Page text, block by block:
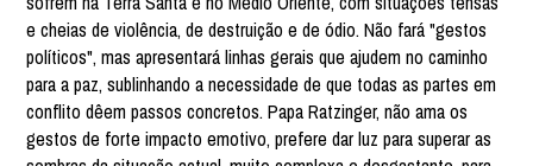
e cheias de violência, de destruição e de ódio. Não fará "gestos
políticos", mas apresentará linhas gerais que ajudem no caminho
para a paz, sublinhando a necessidade de que todas as partes em
conflito dêem passos concretos. Papa Ratzinger, não ama os
gestos de forte impacto emotivo, prefere dar luz para superar as